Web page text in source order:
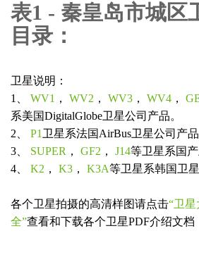
表1 - 秦皇岛市城区
目录：
卫星说明：
1、 WV1 ， WV2 ， WV3 ， WV4 ，
系美国DigitalGlobe卫星公司产品。
2、 P1 卫星系法国AirBus卫星公司产品
3、 SUPER ， GF2 ， J14等卫星系国产
4、 K2 ， K3 ， K3A等卫星系韩国卫星
各个卫星拍摄的高清样图请点击“卫星
全”查看和下载各个卫星PDF介绍文档